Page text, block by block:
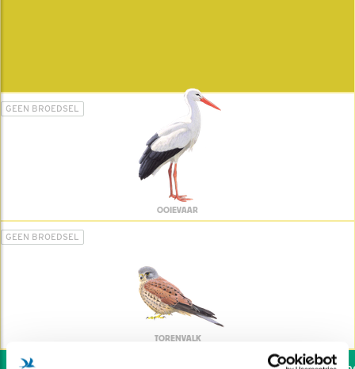
GEEN BROEDSEL
OOIEVAAR
GEEN BROEDSEL
TORENVALK